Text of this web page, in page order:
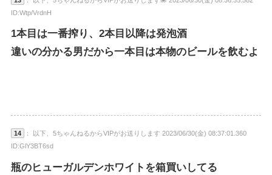
ID:Wtp/VrdnH
1本目は一番搾り、2本目以降は発泡酒
違いの分かる男だから一本目は本物のビールを飲むよ
14
： 以下、5ちゃんねるからVIPがお送りします 2023/06/30(金) 08:37:01.360
ID:GlY3BT6sd
瓶のヒューガルデンホワイトを箱買いしてる